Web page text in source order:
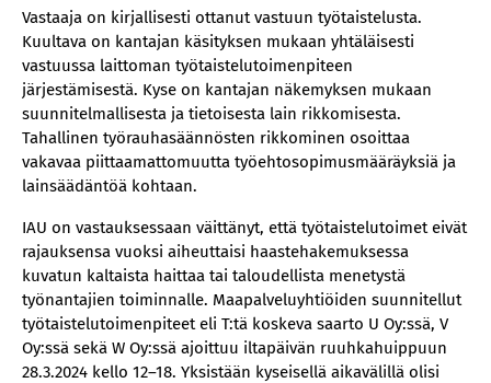
Vastaaja on kirjallisesti ottanut vastuun työtaistelusta.
Kuultava on kantajan käsityksen mukaan yhtäläisesti
vastuussa laittoman työtaistelutoimenpiteen
järjestämisestä. Kyse on kantajan näkemyksen mukaan
suunnitelmallisesta ja tietoisesta lain rikkomisesta.
Tahallinen työrauhasäännösten rikkominen osoittaa
vakavaa piittaamattomuutta työehtosopimusmääräyksiä ja
lainsäädäntöä kohtaan.
IAU on vastauksessaan väittänyt, että työtaistelutoimet eivät
rajauksensa vuoksi aiheuttaisi haastehakemuksessa
kuvatun kaltaista haittaa tai taloudellista menetystä
työnantajien toiminnalle. Maapalveluyhtiöiden suunnitellut
työtaistelutoimenpiteet eli T:tä koskeva saarto U Oy:ssä, V
Oy:ssä sekä W Oy:ssä ajoittuu iltapäivän ruuhkahuippuun
28.3.2024 kello 12–18. Yksistään kyseisellä aikavälillä olisi